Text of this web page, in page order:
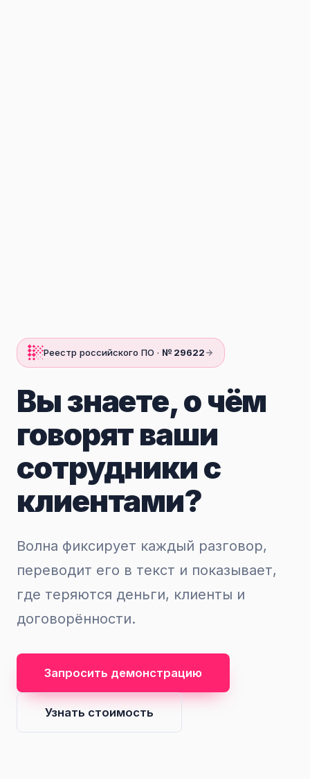
Реестр российского ПО · № 29622
Вы знаете, о чём
говорят ваши
сотрудники с
клиентами?
Волна фиксирует каждый разговор,
переводит его в текст и показывает,
где теряются деньги, клиенты и
договорённости.
Запросить демонстрацию
Узнать стоимость